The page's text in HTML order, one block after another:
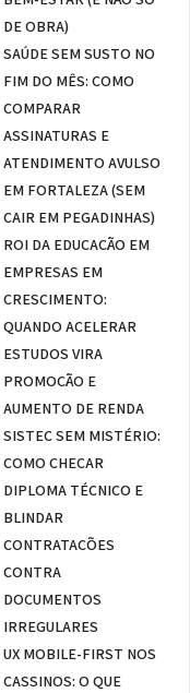
DE OBRA)
SAÚDE SEM SUSTO NO
FIM DO MÊS: COMO
COMPARAR
ASSINATURAS E
ATENDIMENTO AVULSO
EM FORTALEZA (SEM
CAIR EM PEGADINHAS)
ROI DA EDUCAÇÃO EM
EMPRESAS EM
CRESCIMENTO:
QUANDO ACELERAR
ESTUDOS VIRA
PROMOÇÃO E
AUMENTO DE RENDA
SISTEC SEM MISTÉRIO:
COMO CHECAR
DIPLOMA TÉCNICO E
BLINDAR
CONTRATAÇÕES
CONTRA
DOCUMENTOS
IRREGULARES
UX MOBILE-FIRST NOS
CASSINOS: O QUE